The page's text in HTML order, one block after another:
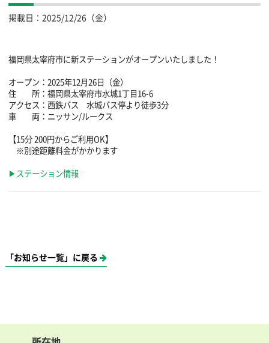
掲載日： 2025/12/26（金）
福岡県太宰府市に新ステーションがオープンいたしました！
オープン：2025年12月26日（金）
住 所：福岡県太宰府市水城1丁目16-6
アクセス：西鉄バス 水城バス停より徒歩3分
車 両：ニッサン/ルークス
【15分 200円からご利用OK】
※別途距離料金がかかります
▶ステーション情報
「お知らせ一覧」に戻る